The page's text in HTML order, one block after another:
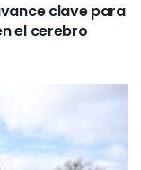
clave para
el cerebro